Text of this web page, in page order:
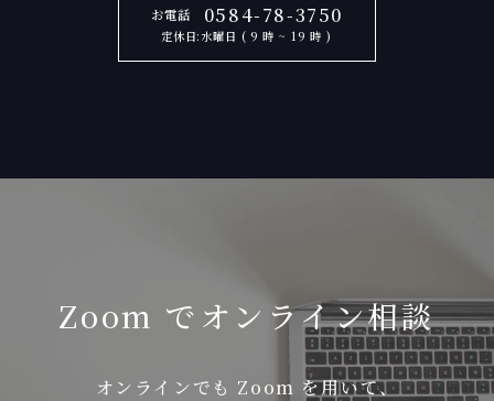
お電話 0584-78-3750
定休日:水曜日 ( 9 時 ~ 19 時 )
Zoom でオンライン相談
オンラインでも Zoom を用いて、